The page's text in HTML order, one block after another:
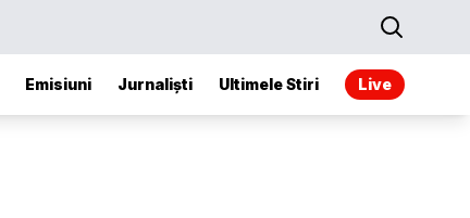
Emisiuni Jurnaliști Ultimele Stiri Live